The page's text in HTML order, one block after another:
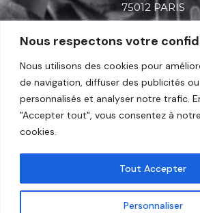
Nous respectons votre
Nous utilisons des cookies pour
de navigation, diffuser des publicités
personnalisés et analyser notre trafic.
"Accepter tout", vous consentez à
cookies.
Personnaliser
Tout Accepter
75012 PARIS
Contact
Réseau